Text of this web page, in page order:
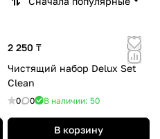
2 250 ₸
Чистящий набор Delux Set
Clean
0 0 В наличии: 50
В корзину